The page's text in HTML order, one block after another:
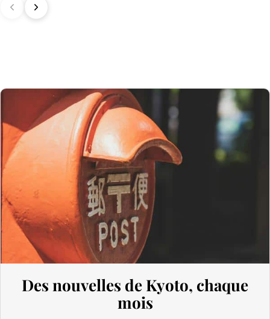
s’applique sur toutes les importations depuis le Japon, quelle que
Royaume-Uni (UK)
Au Royaume-Uni, la franchise douanière est fixée à 135 GBP.
Cependant, grâce à l’accord UK‑Japan CEPA, la plupart des droits
de douane sur nos produits made in Japan sont annulés.
Ainsi, même pour des commandessupérieures à 135 GBP
produits japonais ne sont pas soumis aux droits de douane. En
revanche, la TVA (généralement de 20 %) et frais de transporteur
reste due lors de l’importation.
Délai de préparation
Nous expédions vos colis dans le monde entier à partir du Japon.
Si vous ne trouvez pas votre pays dans la liste proposée lors de la
saisie de votre adresse de livraison, n’hésitez pas à nous contacter
Des nouvelles de Kyoto, chaque
mois